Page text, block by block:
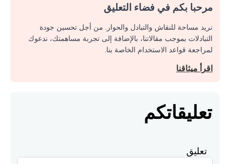
مرحبا بكم في فضاء التعليق
نريد مساحة للنقاش والتبادل والحوار. من أجل تحسين جودة
التبادلات بموجب مقالاتنا، بالإضافة إلى تجربة مساهمتك، ندعوك
لمراجعة قواعد الاستخدام الخاصة بنا.
اقرأ ميثاقنا
تعليقاتكم
تعليق